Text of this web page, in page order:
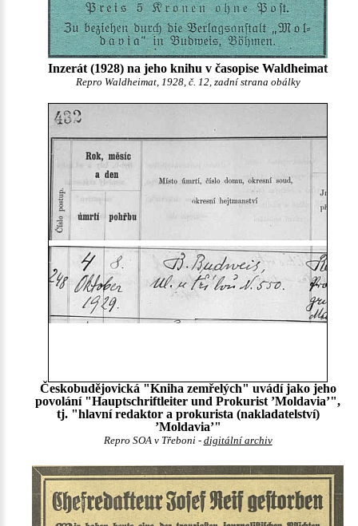
Inzerát (1928) na jeho knihu v časopise Waldheimat
Repro Waldheimat, 1928, č. 12, zadní strana obálky
Českobudějovická "Kniha zemřelých" uvádí jako jeho
povolání "Hauptschriftleiter und Prokurist ’Moldavia’",
tj. "hlavní redaktor a prokurista (nakladatelství)
’Moldavia’"
Repro SOA v Třeboni - digitální archiv